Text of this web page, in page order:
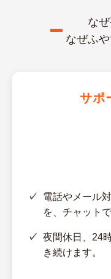
な
なぜふ
サポ
電話やメール
を、チャット
夜間休日、24
き続けます。